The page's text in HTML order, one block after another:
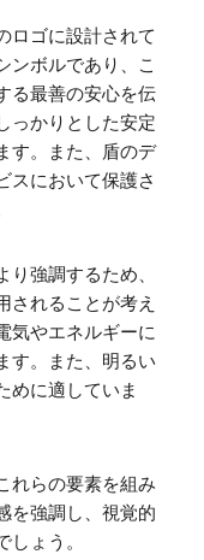
ロゴに設計されて
ンボルであり、こ
る最善の安心を伝
っかりとした安定
す。また、盾のデ
スにおいて保護さ
強調するため、
されることが考え
気やエネルギーに
す。また、明るい
めに適していま
れらの要素を組み
を強調し、視覚的
ょう。